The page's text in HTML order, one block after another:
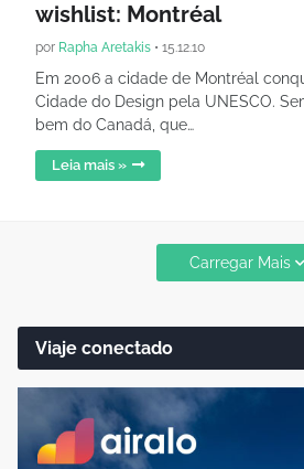
wishlist: Montréal
por Rapha Aretakis • 15.12.10
Em 2006 a cidade de Montréal
Cidade do Design pela UNESCO.
bem do Canadá, que…
Leia mais »
Carregar Mais
Viaje conectado